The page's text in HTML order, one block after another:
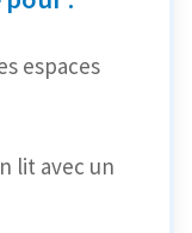
espaces
lit avec un